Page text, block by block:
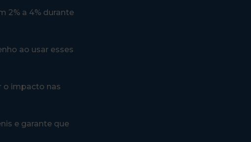
2% a 4% durante
ao usar esses
o impacto nas
e garante que